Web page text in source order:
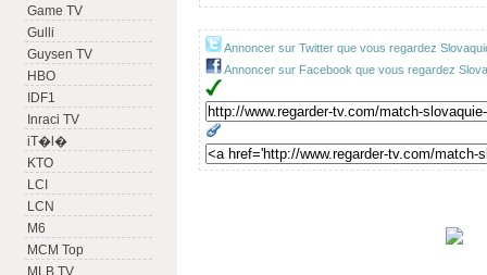
Game TV
Gulli
Guysen TV
HBO
IDF1
Inraci TV
iT�l�
KTO
LCI
LCN
M6
MCM Top
MLB TV
Annoncer sur Twitter que vous regardez
Annoncer sur Facebook que vous regardez